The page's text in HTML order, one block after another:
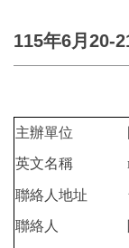
115年6月20-
主辦單位
英文名稱
聯絡人地址
聯絡人